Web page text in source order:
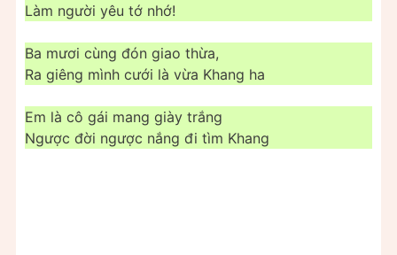
Làm người yêu tớ nhớ!
Ba mươi cùng đón giao thừa,
Ra giêng mình cưới là vừa Khang ha
Em là cô gái mang giày trắng
Ngược đời ngược nắng đi tìm Khang